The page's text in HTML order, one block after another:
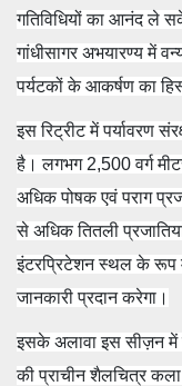
गतिविधियों का आनंद ले
गांधीसागर अभयारण्य में
पर्यटकों के आकर्षण का
इस रिट्रीट में पर्यावरण
है। लगभग 2,500 वर्ग
अधिक पोषक एवं पराग
से अधिक तितली
इंटरप्रिटेशन स्थल के रूप
जानकारी प्रदान करेगा।
इसके अलावा इस सीज़न में
की प्राचीन शैलचित्र कला